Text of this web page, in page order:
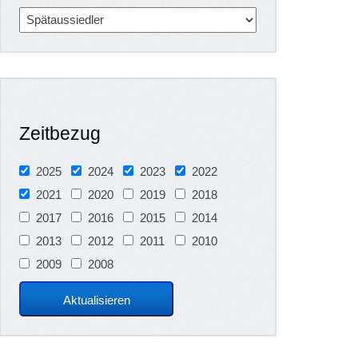
Zeitbezug
2025 2024 2023
2022
2021
2020 2019
2018
2017
2016 2015
2014
2013
2012 2011
2010
2009
2008